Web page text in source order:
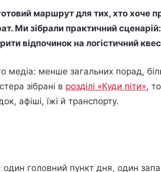
маршрут для тих, хто хоче
Ми зібрали практичний
відпочинок на логістичний
медіа: менше загальних порад,
зібрані в розділі «Куди піти»,
афіші, їжі й транспорту.
головний пункт дня, один